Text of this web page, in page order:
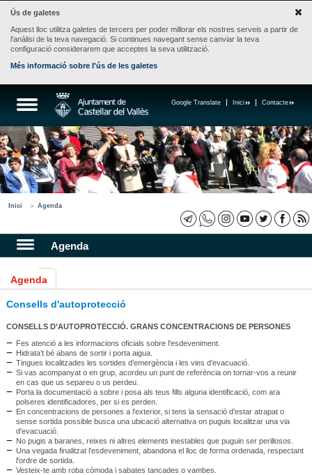
Ús de galetes
Aquest lloc utilitza galetes de tercers per poder millorar els nostres serveis a partir de
l'anàlisi de la teva navegació. Si continues navegant sense canviar la teva
configuració considerarem que acceptes la seva utilització.
Més informació sobre l'ús de les galetes
Contacte
Inici
Google Translate
Inici Agenda
Agenda
Agenda
Consells d'autoprotecció
CONSELLS D’AUTOPROTECCIÓ. GRANS CONCENTRACIONS DE PERSONES
Fes atenció a les informacions oficials sobre l'esdeveniment.
Hidrata’t bé abans de sortir i porta aigua.
Tingues localitzades les sortides d’emergència i les vies d’evacuació.
Si vas acompanyat o en grup, acordeu un punt de referència on tornar-vos a reunir
en cas que us separeu o us perdeu.
Porta la documentació a sobre i posa als teus fills alguna identificació, com ara
polseres identificadores, per si es perden.
En concentracions de persones a l'exterior, si tens la sensació d'estar atrapat o
sense sortida possible busca una ubicació alternativa on puguis localitzar una via
d'evacuació.
No pugis a baranes, reixes ni altres elements inestables que puguin ser perillosos.
Una vegada finalitzat l'esdeveniment, abandona el lloc de forma ordenada, respectant
l'ordre de sortida.
Vesteix-te amb roba còmoda i sabates tancades o vambes.